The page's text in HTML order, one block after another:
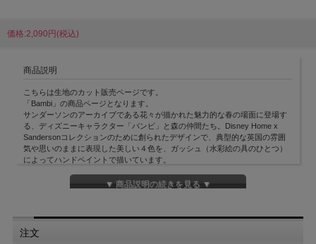
価格:2,090円(税込)
商品説明
こちらは生地のカット販売ページです。
「Bambi」の商品ページとなります。
サンダーソンのアーカイブである花々が描かれた魅力的な春の場面に登場す
る、ディズニーキャラクター「バンビ」と森の仲間たち。Disney Home x
Sandersonコレクションのために創られたデザインで、典型的な英国の雰囲
気や思いのままに表現した美しい４色を、ガッシュ（水彩絵の具のひとつ）
によってハンドペイントで描いています。
●各商品写真に関してですが、お客さまのご覧いただく環境により色合い等が
※通常2～3日でのお届けとなりますが、メーカーに在庫がない場合海外より
取り寄せとなりますので、
お届けまでに2～3週間程かかる場合がございます。
▼ 商品説明の続きを見る ▼
注文